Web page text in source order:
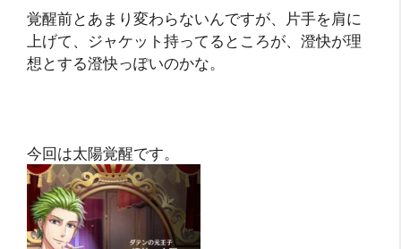
覚醒前とあまり変わらないんですが、片手を肩に
上げて、ジャケット持ってるところが、澄快が理
想とする澄快っぽいのかな。
今回は太陽覚醒です。